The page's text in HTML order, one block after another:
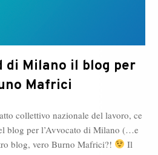
di Milano il blog per
Mafrici
collettivo nazionale del lavoro, ce
blog per l’Avvocato di Milano (…e
blog, vero Burno Mafrici?!
Il